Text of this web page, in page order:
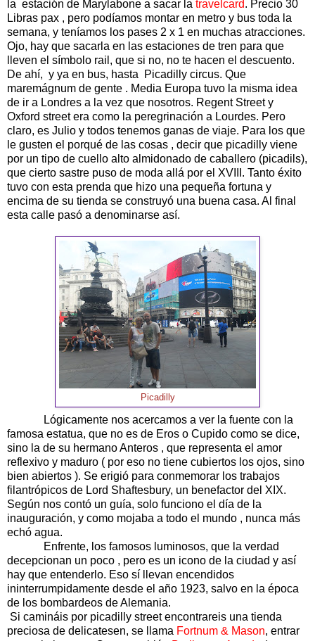
la estación de Marylabone a sacar la travelcard. Precio 30
Libras pax , pero podíamos montar en metro y bus toda la
semana, y teníamos los pases 2 x 1 en muchas atracciones.
Ojo, hay que sacarla en las estaciones de tren para que
lleven el símbolo rail, que si no, no te hacen el descuento.
De ahí, y ya en bus, hasta Picadilly circus. Que
maremágnum de gente . Media Europa tuvo la misma idea
de ir a Londres a la vez que nosotros. Regent Street y
Oxford street era como la peregrinación a Lourdes. Pero
claro, es Julio y todos tenemos ganas de viaje. Para los que
le gusten el porqué de las cosas , decir que picadilly viene
por un tipo de cuello alto almidonado de caballero (picadils),
que cierto sastre puso de moda allá por el XVIII. Tanto éxito
tuvo con esta prenda que hizo una pequeña fortuna y
encima de su tienda se construyó una buena casa. Al final
esta calle pasó a denominarse así.
Picadilly
Lógicamente nos acercamos a ver la fuente con la
famosa estatua, que no es de Eros o Cupido como se dice,
sino la de su hermano Anteros , que representa el amor
reflexivo y maduro ( por eso no tiene cubiertos los ojos, sino
bien abiertos ). Se erigió para conmemorar los trabajos
filantrópicos de Lord Shaftesbury, un benefactor del XIX.
Según nos contó un guía, solo funciono el día de la
inauguración, y como mojaba a todo el mundo , nunca más
echó agua.
Enfrente, los famosos luminosos, que la verdad
decepcionan un poco , pero es un icono de la ciudad y así
hay que entenderlo. Eso sí llevan encendidos
ininterrumpidamente desde el año 1923, salvo en la época
de los bombardeos de Alemania.
Si camináis por picadilly street encontrareis una tienda
preciosa de delicatesen, se llama Fortnum & Mason, entrar